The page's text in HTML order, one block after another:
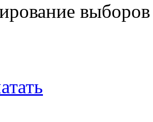
выборов